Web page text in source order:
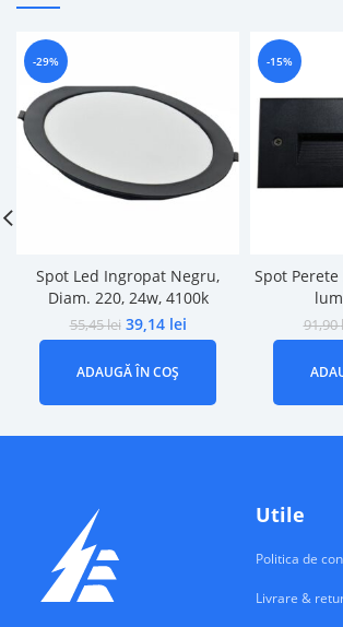
-29%
Spot Led Ingropat Negru,
Diam. 220, 24w, 4100k
55,45lei 39,14 lei
ADAUGĂ ÎN COȘ
-15%
Spot Perete
91,90
Utile
Politica de
Livrare &